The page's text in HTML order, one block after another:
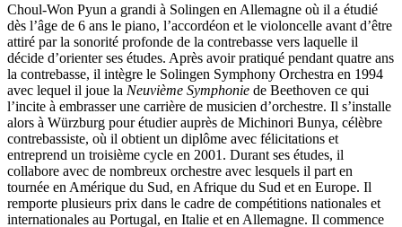
Choul-Won Pyun a grandi à Solingen en Allemagne où il a étudié
dès l’âge de 6 ans le piano, l’accordéon et le violoncelle avant d’être
attiré par la sonorité profonde de la contrebasse vers laquelle il
décide d’orienter ses études. Après avoir pratiqué pendant quatre ans
la contrebasse, il intègre le Solingen Symphony Orchestra en 1994
avec lequel il joue la Neuvième Symphonie de Beethoven ce qui
l’incite à embrasser une carrière de musicien d’orchestre. Il s’installe
alors à Würzburg pour étudier auprès de Michinori Bunya, célèbre
contrebassiste, où il obtient un diplôme avec félicitations et
entreprend un troisième cycle en 2001. Durant ses études, il
collabore avec de nombreux orchestre avec lesquels il part en
tournée en Amérique du Sud, en Afrique du Sud et en Europe. Il
remporte plusieurs prix dans le cadre de compétitions nationales et
internationales au Portugal, en Italie et en Allemagne. Il commence